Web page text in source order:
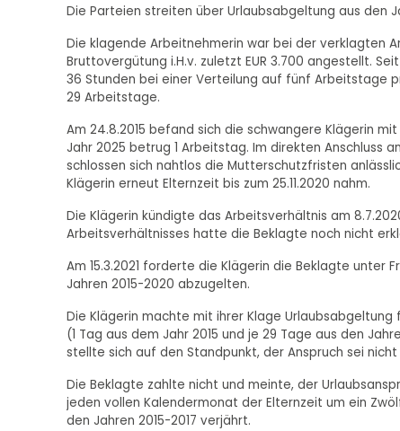
Die Parteien streiten über Urlaubsabgeltung aus den
Die klagende Arbeitnehmerin war bei der verklagten
Bruttovergütung i.H.v. zuletzt EUR 3.700 angestellt.
36 Stunden bei einer Verteilung auf fünf Arbeitstage
29 Arbeitstage.
Am 24.8.2015 befand sich die schwangere Klägerin
Jahr 2025 betrug 1 Arbeitstag. Im direkten Anschluss
schlossen sich nahtlos die Mutterschutzfristen
Klägerin erneut Elternzeit bis zum 25.11.2020 nahm.
Die Klägerin kündigte das Arbeitsverhältnis am
Arbeitsverhältnisses hatte die Beklagte noch nicht
Am 15.3.2021 forderte die Klägerin die Beklagte unter
Jahren 2015-2020 abzugelten.
Die Klägerin machte mit ihrer Klage
(1 Tag aus dem Jahr 2015 und je 29 Tage aus den
stellte sich auf den Standpunkt, der Anspruch sei
Die Beklagte zahlte nicht und meinte, der
jeden vollen Kalendermonat der Elternzeit um ein
den Jahren 2015-2017 verjährt.